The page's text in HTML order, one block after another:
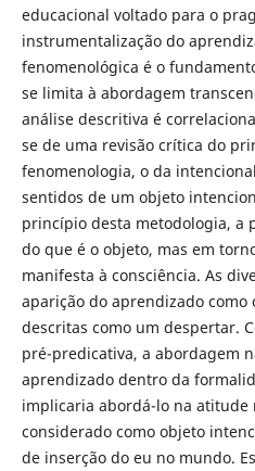
educacional voltado para o
instrumentalização do
fenomenológica é o
se limita à abordagem
análise descritiva é
se de uma revisão crítica do
fenomenologia, o da
sentidos de um objeto
princípio desta metodologia, a
do que é o objeto, mas em
manifesta à consciência. As
aparição do aprendizado
descritas como um despertar.
pré-predicativa, a abordagem
aprendizado dentro da
implicaria abordá-lo na
considerado como objeto
de inserção do eu no mundo.